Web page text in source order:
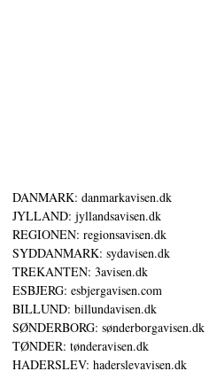
DANMARK: danmarkavisen.dk
JYLLAND: jyllandsavisen.dk
REGIONEN: regionsavisen.dk
SYDDANMARK: sydavisen.dk
TREKANTEN: 3avisen.dk
ESBJERG: esbjergavisen.com
BILLUND: billundavisen.dk
SØNDERBORG: sønderborgavisen.dk
TØNDER: tønderavisen.dk
HADERSLEV: haderslevavisen.dk